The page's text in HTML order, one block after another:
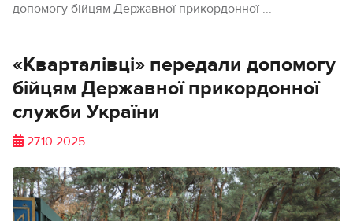
допомогу бійцям Державної прикордонної ...
«Кварталівці» передали допомогу
бійцям Державної прикордонної
служби України
27.10.2025